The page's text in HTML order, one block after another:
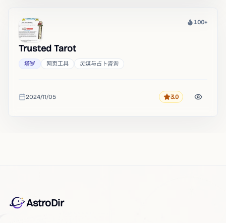
热度
100+
Trusted Tarot
塔罗 网页工具 灵媒与占卜咨询
收录时间
2024/11/05 评分3.0
AstroDir